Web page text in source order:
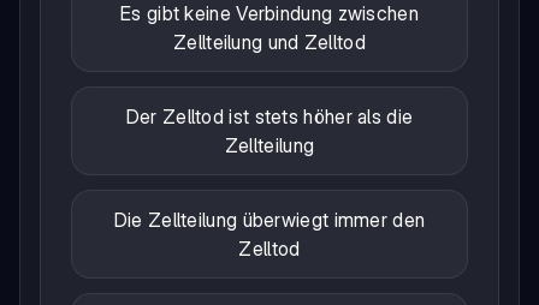
Es gibt keine Verbindung zwischen
Zellteilung und Zelltod
Der Zelltod ist stets höher als die
Zellteilung
Die Zellteilung überwiegt immer den
Zelltod